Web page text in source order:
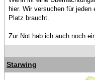
hier. Wir versuchen für
Platz braucht.
Zur Not hab ich auch noch
Starwing